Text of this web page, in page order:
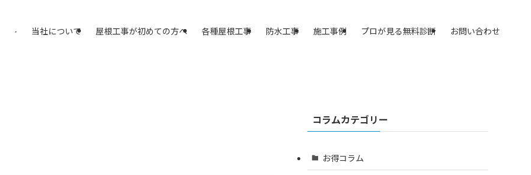
当社について 屋根工事が初めての方へ 各種屋根工事 防水工事 施工事例 プロが見る無料診断 お問い合わせ
コラムカテゴリー
お得コラム